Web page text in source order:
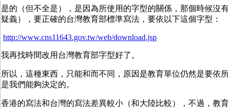
是的（但不全是），是因為所使用的字型的關係，那個時候沒
疑義），要正確的台灣教育部標準寫法，要依以下這個字型：
http://www.cns11643.gov.tw/web/download.jsp
我再找時間改用台灣教育部字型好了。
所以，這種東西，只能和而不同，原因是教育單位仍然是要依
是我們能夠決定的。
香港的寫法和台灣的寫法差異較小（和大陸比較），不過，教